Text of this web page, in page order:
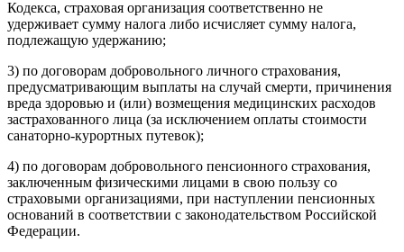
Кодекса, страховая организация соответственно не
удерживает сумму налога либо исчисляет сумму налога,
подлежащую удержанию;
3) по договорам добровольного личного страхования,
предусматривающим выплаты на случай смерти, причинения
вреда здоровью и (или) возмещения медицинских расходов
застрахованного лица (за исключением оплаты стоимости
санаторно-курортных путевок);
4) по договорам добровольного пенсионного страхования,
заключенным физическими лицами в свою пользу со
страховыми организациями, при наступлении пенсионных
оснований в соответствии с законодательством Российской
Федерации.